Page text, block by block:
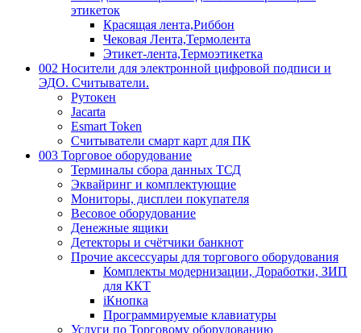
этикеток
Красящая лента,Риббон
Чековая Лента,Термолента
Этикет-лента,Термоэтикетка
002 Носители для электронной цифровой подписи и
ЭДО. Считыватели.
Рутокен
Jacarta
Esmart Token
Считыватели смарт карт для ПК
003 Торговое оборудование
Терминалы сбора данных ТСД
Эквайринг и комплектующие
Мониторы, дисплеи покупателя
Весовое оборудование
Денежные ящики
Детекторы и счётчики банкнот
Прочие аксессуары для торгового оборудования
Комплекты модернизации, Доработки, ЗИП
для ККТ
iКнопка
Программируемые клавиатуры
Услуги по Торговому оборудованию